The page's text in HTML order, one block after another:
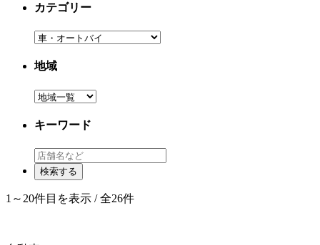
カテゴリー
地域
キーワード
1～20件目を表示 / 全26件